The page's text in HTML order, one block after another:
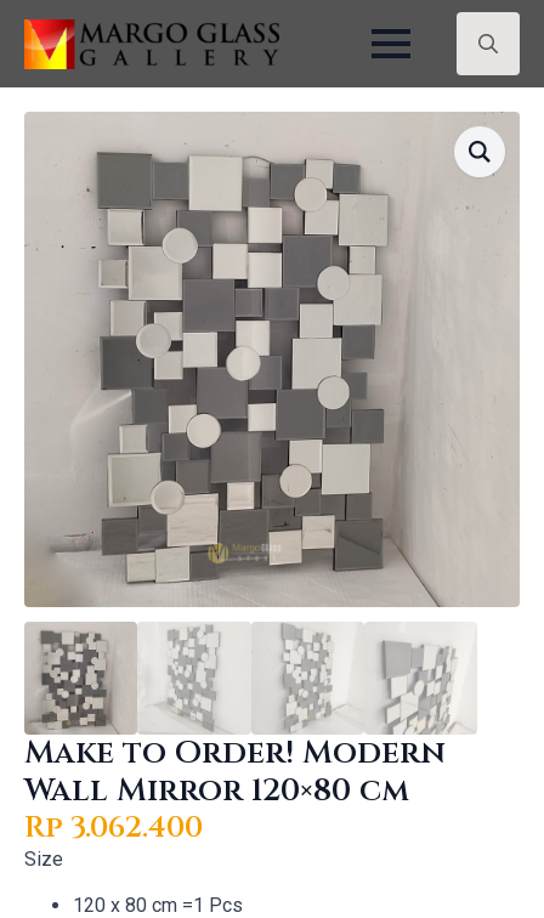
Search
for:
Make to Order! Modern
Wall Mirror 120×80 cm
Rp 3.062.400
Size
120 x 80 cm =1 Pcs